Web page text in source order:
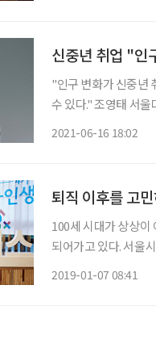
신중년 취업 "인
"인구 변화가 신중년
수 있다." 조영태 서울대학교 보건대학원 교수는 16일 열린 ‘신중년 취업트렌드2021-신중년
2021-06-16 18:02
퇴직 이후를 고
100세 시대가 상상이
되어가고 있다. 서울
2019-01-07 08:41